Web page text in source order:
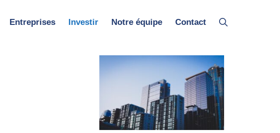
Entreprises Investir Notre équipe Contact